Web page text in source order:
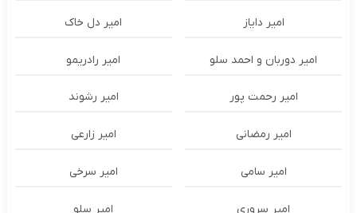
امیر دایاز امیر دل خاک
امیر دوربان و احمد سلو امیر رادریمو
امیر رحمت پور امیر رشوند
امیر رمضانی امیر زارعی
امیر سامی امیر سرخی
امیر سروری امیر سلو